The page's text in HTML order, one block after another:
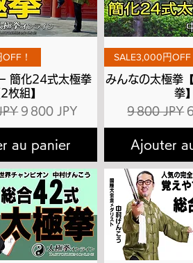
rapide
！
簡化24式太極拳
2枚組】
Prix promotionnel
9 800 JPY
au panier
Aperçu
SALE3,000円OFF
みんなの太極拳
拳】
Prix original
9 800 JPY
Ajouter